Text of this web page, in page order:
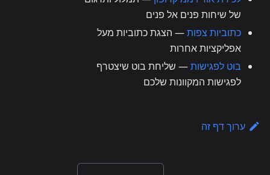
של שיחות פנים אל פנים
כתוביות צפות— הצגת כתוביות מעל
אפליקציות אחרות
בוט לפגישות— שליחת בוט שיצטרף
לפגישות המקוונות שלכם
ערוך דף זה